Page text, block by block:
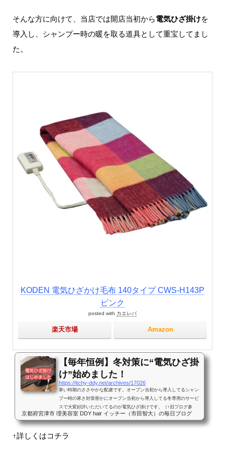
そんな方に向けて、当店では開店当初から電気ひざ掛けを
導入し、シャンプー時の暖を取る道具として重宝してまし
た。
KODEN 電気ひざかけ毛布 140タイプ CWS-H143P
ピンク
posted with カエレバ
楽天市場 Amazon
【毎年恒例】冬対策に“電気ひざ掛
け”始めました！
https://itchy-ddy.net/archives/17026
寒い時期のささやかな配慮です。オープン当初から導入してるシャン
プー時の寒さ対策密かにオープン当初から導入してる冬専用のサービ
スで大変好評いただいてるのが電気ひざ掛けです。（↑旧ブログ参
照）毎年“初雪が降ったら電気ひざ掛けを始める”と思っているのです
が、ついに今朝うっすら積雪に見舞われましたね。という訳で、今日
から今季の電気ひざ掛けをはじめました。カットやカラー中など、セ
ット面（鏡の前）の席ではクロスと呼ばれるナイロン生地を巻き付け
京都府宮津市 理美容室 DDY hair イッチー（市田智大）の毎日ブログ
↑詳しくはコチラ